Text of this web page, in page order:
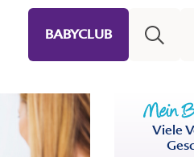
BABYCLUB
Viele